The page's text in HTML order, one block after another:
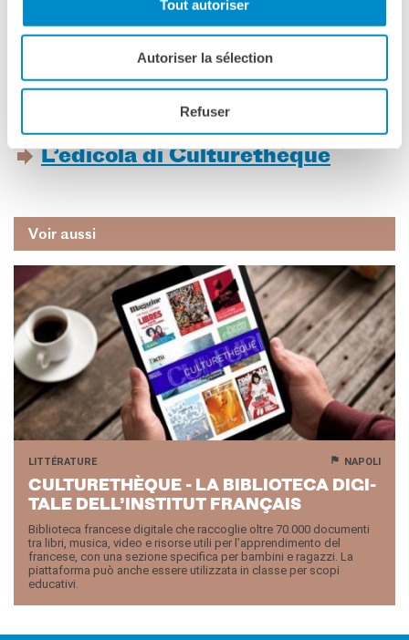
Tout autoriser
Autoriser la sélection
Refuser
L’edicola di Culturethèque
Voir aussi
LITTÉRATURE NAPOLI
CULTU­RE­THÈQUE - LA BI­BLIO­TE­CA DI­GI­
TALE DELL’INS­TI­TUT FRAN­ÇAIS
Biblioteca francese digitale che raccoglie oltre 70.000 documenti
tra libri, musica, video e risorse utili per l’apprendimento del
francese, con una sezione specifica per bambini e ragazzi. La
piattaforma può anche essere utilizzata in classe per scopi
educativi.